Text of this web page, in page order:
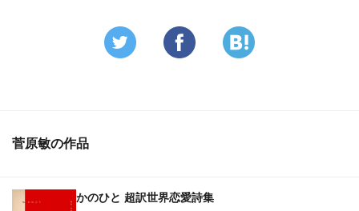
菅原敏の作品
かのひと 超訳世界恋愛詩集